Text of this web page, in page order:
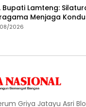
Bupati Lamteng:
Menjaga
2026
Griya Jatayu Asri